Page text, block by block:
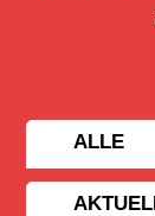
ALLE